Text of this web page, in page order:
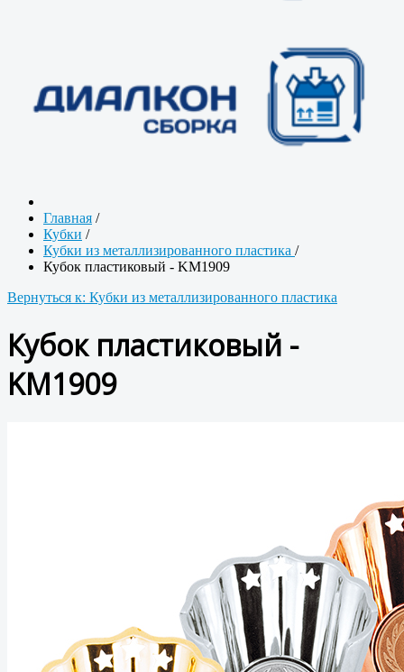
Главная /
Кубки /
Кубки из металлизированного пластика /
Кубок пластиковый - KM1909
Вернуться к: Кубки из металлизированного пластика
Кубок пластиковый -
KM1909